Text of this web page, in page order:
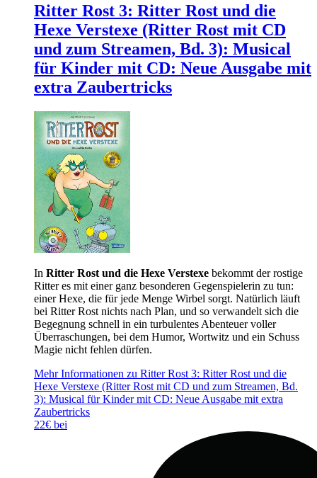
Ritter Rost 3: Ritter Rost und die
Hexe Verstexe (Ritter Rost mit CD
und zum Streamen, Bd. 3): Musical
für Kinder mit CD: Neue Ausgabe mit
extra Zaubertricks
In Ritter Rost und die Hexe Verstexe bekommt der rostige
Ritter es mit einer ganz besonderen Gegenspielerin zu tun:
einer Hexe, die für jede Menge Wirbel sorgt. Natürlich läuft
bei Ritter Rost nichts nach Plan, und so verwandelt sich die
Begegnung schnell in ein turbulentes Abenteuer voller
Überraschungen, bei dem Humor, Wortwitz und ein Schuss
Magie nicht fehlen dürfen.
Mehr Informationen zu Ritter Rost 3: Ritter Rost und die
Hexe Verstexe (Ritter Rost mit CD und zum Streamen, Bd.
3): Musical für Kinder mit CD: Neue Ausgabe mit extra
Zaubertricks
22€ bei